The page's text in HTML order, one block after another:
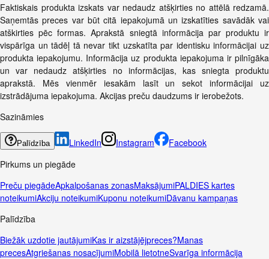
Faktiskais produkta izskats var nedaudz atšķirties no attēlā redzamā.
Saņemtās preces var būt citā iepakojumā un izskatīties savādāk vai
atškirties pēc formas. Aprakstā sniegtā informācija par produktu ir
vispārīga un tādēļ tā nevar tikt uzskatīta par identisku informācijai uz
produkta iepakojumu. Informācija uz produkta iepakojuma ir pilnīgāka
un var nedaudz atšķirties no informācijas, kas sniegta produktu
aprakstā. Mēs vienmēr iesakām lasīt un sekot informācijai uz
izstrādājuma iepakojuma. Akcijas preču daudzums ir ierobežots.
Sazināmies
Palīdzība LinkedIn Instagram
Facebook
Pirkums un piegāde
Preču piegādeApkalpošanas zonasMaksājumiPALDIES kartes
noteikumiAkciju noteikumiKuponu noteikumiDāvanu kampaņas
Palīdzība
Biežāk uzdotie jautājumiKas ir aizstājējpreces?Manas
precesAtgriešanas nosacījumiMobilā lietotneSvarīga informācija